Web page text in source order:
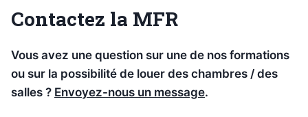
Contactez la MFR
Vous avez une question sur une de nos formations
ou sur la possibilité de louer des chambres / des
salles ? Envoyez-nous un message.